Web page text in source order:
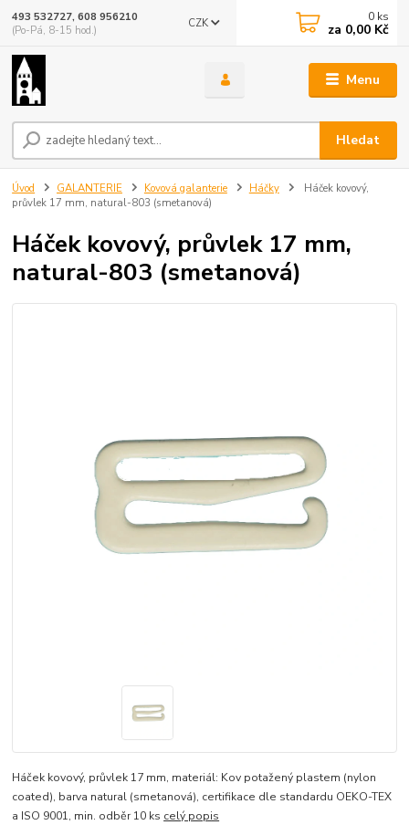
Menu
CZK
Hledat
493 532727, 608 956210
(Po-Pá, 8-15 hod.)
0 ks
za 0,00 Kč
Úvod GALANTERIE Kovová galanterie Háčky
Háček kovový,
průvlek 17 mm, natural-803 (smetanová)
Háček kovový, průvlek 17 mm,
natural-803 (smetanová)
Háček kovový, průvlek 17 mm, materiál: Kov potažený plastem (nylon
coated), barva natural (smetanová), certifikace dle standardu OEKO-TEX
a ISO 9001, min. odběr 10 ks celý popis